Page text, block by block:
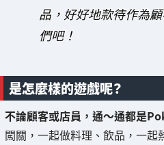
品，好好地款待作為
們吧！
是怎麼樣的遊戲呢？
不論顧客或店員，通～通都是
闖關，一起做料理、飲品，一起